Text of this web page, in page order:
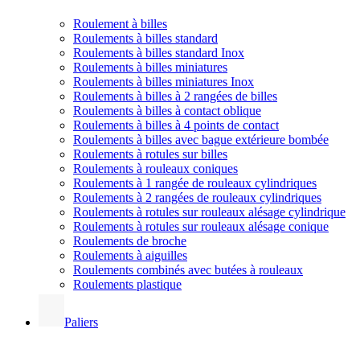
Roulement à billes
Roulements à billes standard
Roulements à billes standard Inox
Roulements à billes miniatures
Roulements à billes miniatures Inox
Roulements à billes à 2 rangées de billes
Roulements à billes à contact oblique
Roulements à billes à 4 points de contact
Roulements à billes avec bague extérieure bombée
Roulements à rotules sur billes
Roulements à rouleaux coniques
Roulements à 1 rangée de rouleaux cylindriques
Roulements à 2 rangées de rouleaux cylindriques
Roulements à rotules sur rouleaux alésage cylindrique
Roulements à rotules sur rouleaux alésage conique
Roulements de broche
Roulements à aiguilles
Roulements combinés avec butées à rouleaux
Roulements plastique
Paliers